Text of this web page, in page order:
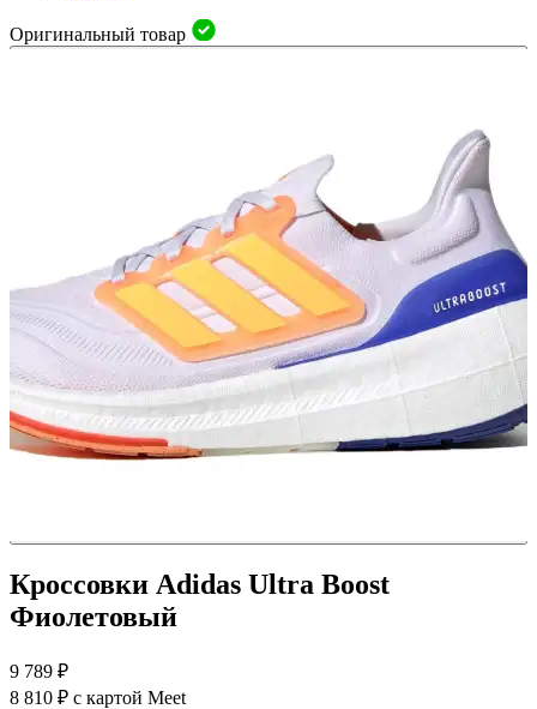
Оригинальный товар
Кроссовки Adidas Ultra Boost
Фиолетовый
9 789 ₽
8 810 ₽ с картой Meet